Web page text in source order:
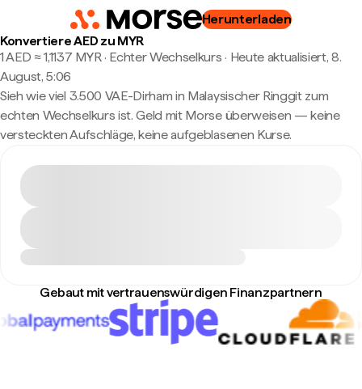
Herunterladen
Konvertiere AED zu MYR
1 AED ≈ 1,1137 MYR · Echter Wechselkurs · Heute aktualisiert, 8.
August, 5:06
Sieh wie viel 3.500 VAE-Dirham in Malaysischer Ringgit zum
echten Wechselkurs ist. Geld mit Morse überweisen — keine
versteckten Aufschläge, keine aufgeblasenen Kurse.
Gebaut mit vertrauenswürdigen Finanzpartnern